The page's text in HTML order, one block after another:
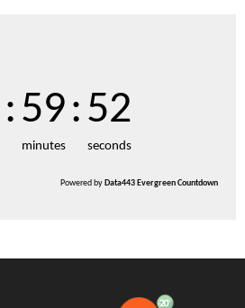
:59
minutes
:51
seconds
Powered by Data443 Evergreen Countdown